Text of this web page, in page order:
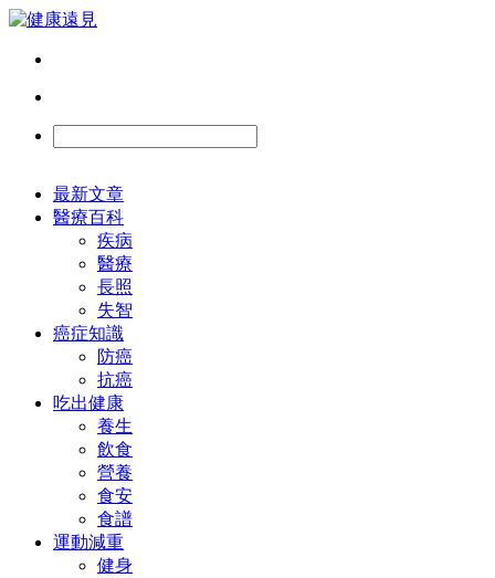
最新文章
醫療百科
疾病
醫療
長照
失智
癌症知識
防癌
抗癌
吃出健康
養生
飲食
營養
食安
食譜
運動減重
健身